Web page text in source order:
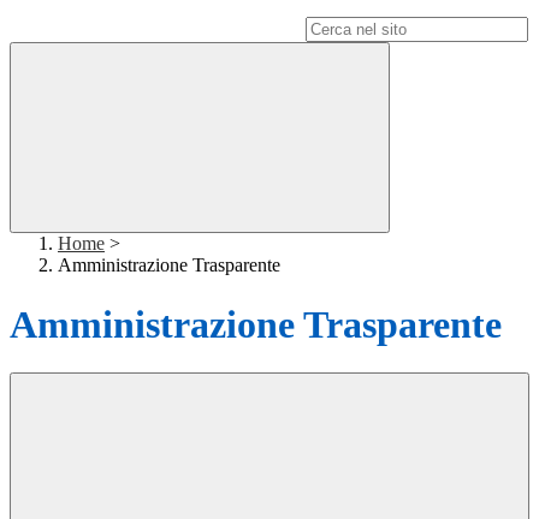
Home >
Amministrazione Trasparente
Amministrazione Trasparente